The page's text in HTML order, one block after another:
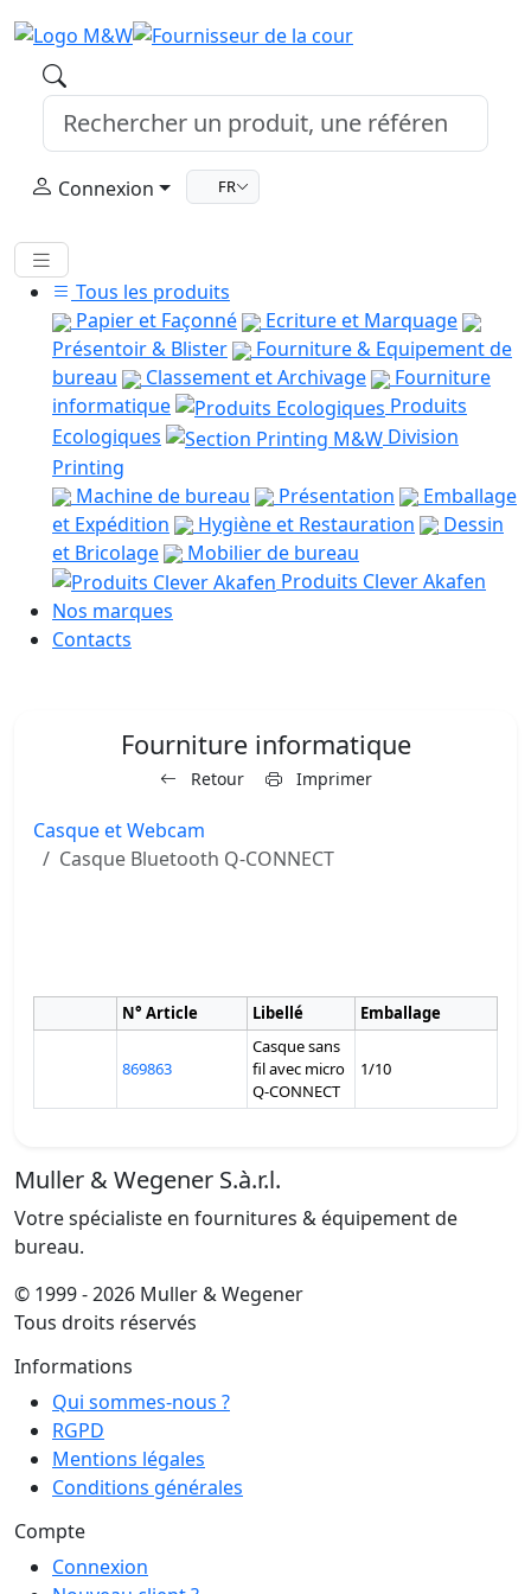
Connexion FR
Tous les produits
Papier et Façonné
Ecriture et Marquage
Présentoir & Blister
Fourniture & Equipement de
bureau
Classement et Archivage
Fourniture
informatique
Produits
Ecologiques
Division
Printing
Machine de bureau
Présentation
Emballage
et Expédition
Hygiène et Restauration
Dessin
et Bricolage
Mobilier de bureau
Produits Clever Akafen
Nos marques
Contacts
Fourniture informatique
Retour Imprimer
Casque et Webcam
Casque Bluetooth Q-CONNECT
N° Article Libellé Emballage
869863
Casque sans
fil avec micro
Q-CONNECT
1/10
Muller & Wegener S.à.r.l.
Votre spécialiste en fournitures & équipement de
bureau.
© 1999 - 2026 Muller & Wegener
Tous droits réservés
Informations
Qui sommes-nous ?
RGPD
Mentions légales
Conditions générales
Compte
Connexion